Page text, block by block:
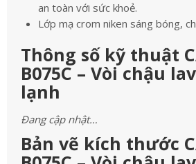
an toàn với sức khoẻ.
Lớp mạ crom niken sáng bóng,
Thông số kỹ thuật
B075C – Vòi chậu
lạnh
Đang cập nhật…
Bản vẽ kích thước